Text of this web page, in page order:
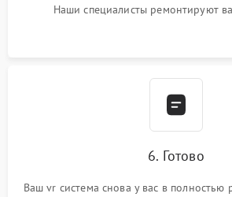
Наши специалисты ремонтируют
6. Готово
Ваш vr система снова у вас в полностью